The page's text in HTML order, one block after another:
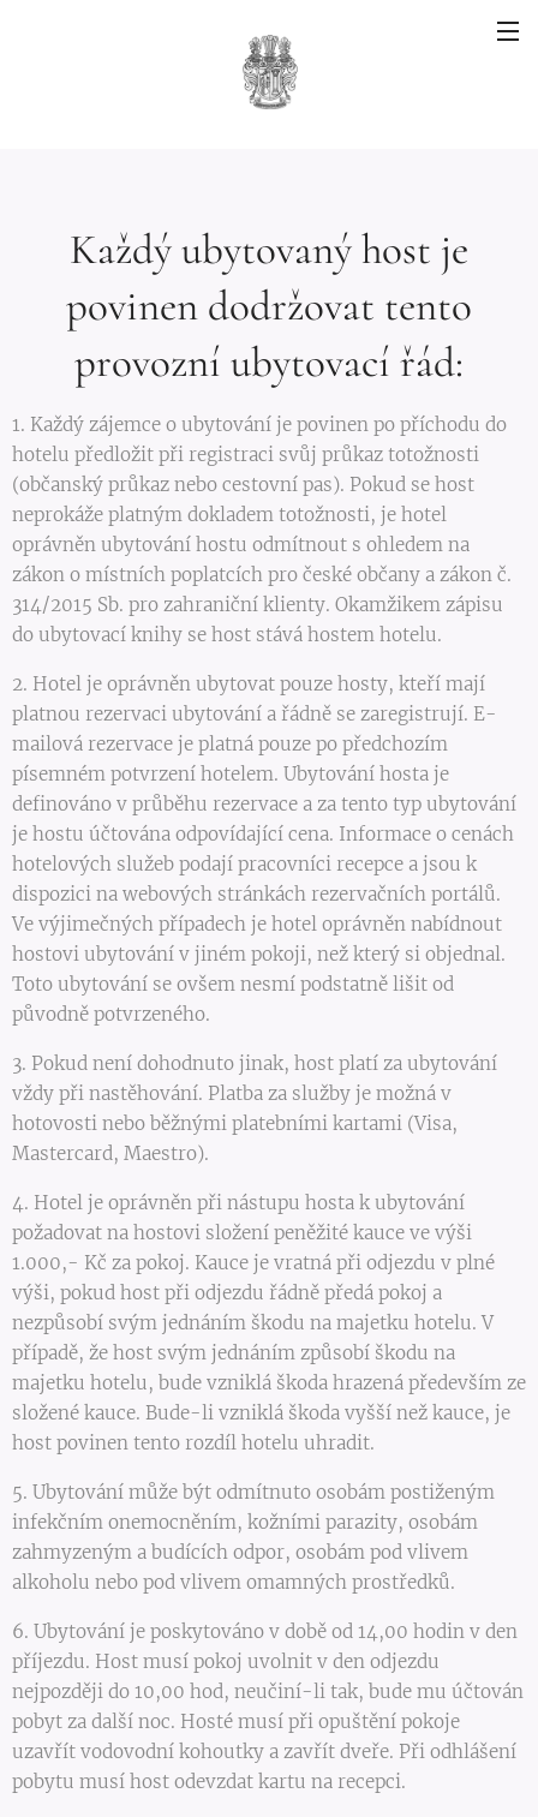
Každý ubytovaný host je
povinen dodržovat tento
provozní ubytovací řád:
1. Každý zájemce o ubytování je povinen po příchodu do
hotelu předložit při registraci svůj průkaz totožnosti
(občanský průkaz nebo cestovní pas). Pokud se host
neprokáže platným dokladem totožnosti, je hotel
oprávněn ubytování hostu odmítnout s ohledem na
zákon o místních poplatcích pro české občany a zákon č.
314/2015 Sb. pro zahraniční klienty. Okamžikem zápisu
do ubytovací knihy se host stává hostem hotelu.
2. Hotel je oprávněn ubytovat pouze hosty, kteří mají
platnou rezervaci ubytování a řádně se zaregistrují. E-
mailová rezervace je platná pouze po předchozím
písemném potvrzení hotelem. Ubytování hosta je
definováno v průběhu rezervace a za tento typ ubytování
je hostu účtována odpovídající cena. Informace o cenách
hotelových služeb podají pracovníci recepce a jsou k
dispozici na webových stránkách rezervačních portálů.
Ve výjimečných případech je hotel oprávněn nabídnout
hostovi ubytování v jiném pokoji, než který si objednal.
Toto ubytování se ovšem nesmí podstatně lišit od
původně potvrzeného.
3. Pokud není dohodnuto jinak, host platí za ubytování
vždy při nastěhování. Platba za služby je možná v
hotovosti nebo běžnými platebními kartami (Visa,
Mastercard, Maestro).
4. Hotel je oprávněn při nástupu hosta k ubytování
požadovat na hostovi složení peněžité kauce ve výši
1.000,- Kč za pokoj. Kauce je vratná při odjezdu v plné
výši, pokud host při odjezdu řádně předá pokoj a
nezpůsobí svým jednáním škodu na majetku hotelu. V
případě, že host svým jednáním způsobí škodu na
majetku hotelu, bude vzniklá škoda hrazená především ze
složené kauce. Bude-li vzniklá škoda vyšší než kauce, je
host povinen tento rozdíl hotelu uhradit.
5. Ubytování může být odmítnuto osobám postiženým
infekčním onemocněním, kožními parazity, osobám
zahmyzeným a budících odpor, osobám pod vlivem
alkoholu nebo pod vlivem omamných prostředků.
6. Ubytování je poskytováno v době od 14,00 hodin v den
příjezdu. Host musí pokoj uvolnit v den odjezdu
nejpozději do 10,00 hod, neučiní-li tak, bude mu účtován
pobyt za další noc. Hosté musí při opuštění pokoje
uzavřít vodovodní kohoutky a zavřít dveře. Při odhlášení
pobytu musí host odevzdat kartu na recepci.